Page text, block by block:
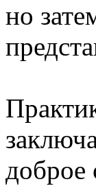
но
доброе